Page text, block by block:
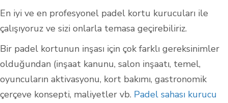
En iyi ve en profesyonel padel kortu kurucuları ile
çalışıyoruz ve sizi onlarla temasa geçirebiliriz.
Bir padel kortunun inşası için çok farklı gereksinimler
olduğundan (inşaat kanunu, salon inşaatı, temel,
oyuncuların aktivasyonu, kort bakımı, gastronomik
çerçeve konsepti, maliyetler vb. Padel sahası kurucu